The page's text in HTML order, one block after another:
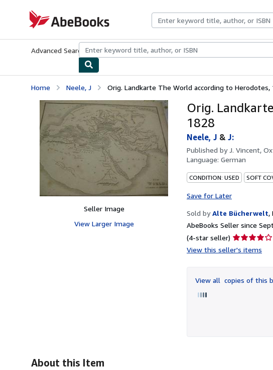
AbeBooks.com
Advanced Search Browse CollectionsRare BooksArt & Collectibles
Home Neele, J Orig. Landkarte The World according to Herodotes,
Seller Image
View Larger Image
Orig.
1828
Neele, J & J:
Published byJ. Vincent,
Language: German
CONDITION: USED SOFT
Save for Later
Sold by Alte Bücherwelt,
AbeBooks Seller since
(4-star seller) Seller
rating
of
5
View this seller's items
View all copies of this
About this Item